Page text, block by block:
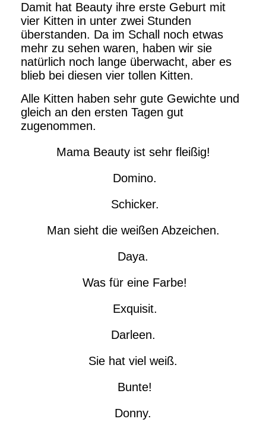
Damit hat Beauty ihre erste Geburt mit
vier Kitten in unter zwei Stunden
überstanden. Da im Schall noch etwas
mehr zu sehen waren, haben wir sie
natürlich noch lange überwacht, aber es
blieb bei diesen vier tollen Kitten.
Alle Kitten haben sehr gute Gewichte und
gleich an den ersten Tagen gut
zugenommen.
Mama Beauty ist sehr fleißig!
Domino.
Schicker.
Man sieht die weißen Abzeichen.
Daya.
Was für eine Farbe!
Exquisit.
Darleen.
Sie hat viel weiß.
Bunte!
Donny.